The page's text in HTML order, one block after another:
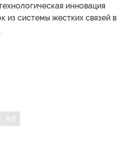
инновация
из системы жестких связей в